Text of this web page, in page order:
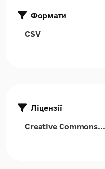
Формати
CSV
Ліцензії
Creative Commons...